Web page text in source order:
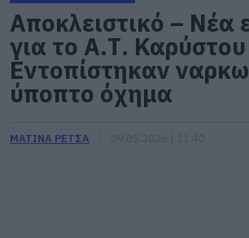
Αποκλειστικό – Νέα
για το Α.Τ.
Εντοπίστηκαν
ύποπτο όχημα
ΜΑΤΙΝΑ ΡΕΤΣΑ